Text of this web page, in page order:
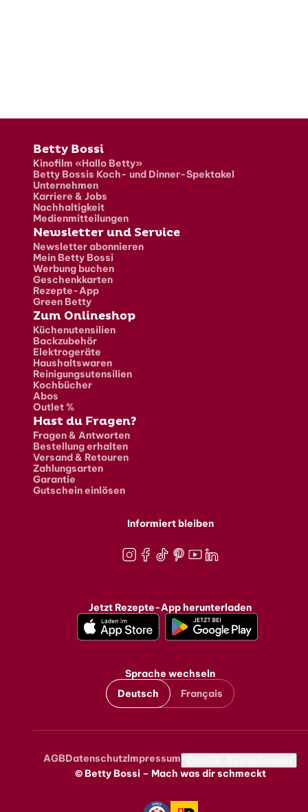
Fusszeile
Betty Bossi
Kinofilm «Hallo Betty»
Betty Bossis Koch- und Dinner-Spektakel
Unternehmen
Karriere & Jobs
Nachhaltigkeit
Medienmitteilungen
Newsletter und Service
Newsletter abonnieren
Mein Betty Bossi
Werbung buchen
Geschenkkarten
Rezepte-App
Green Betty
Zum Onlineshop
Küchenutensilien
Backzubehör
Elektrogeräte
Haushaltswaren
Reinigungsutensilien
Kochbücher
Abos
Outlet %
Hast du Fragen?
Fragen & Antworten
Bestellung erhalten
Versand & Retouren
Zahlungsarten
Garantie
Gutschein einlösen
Informiert bleiben
Jetzt Rezepte-App herunterladen
Sprache wechseln
Deutsch
Français
Metanavigation
AGBDatenschutzImpressum
© Betty Bossi – Mach was dir schmeckt